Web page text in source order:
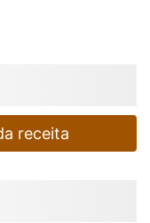
receita